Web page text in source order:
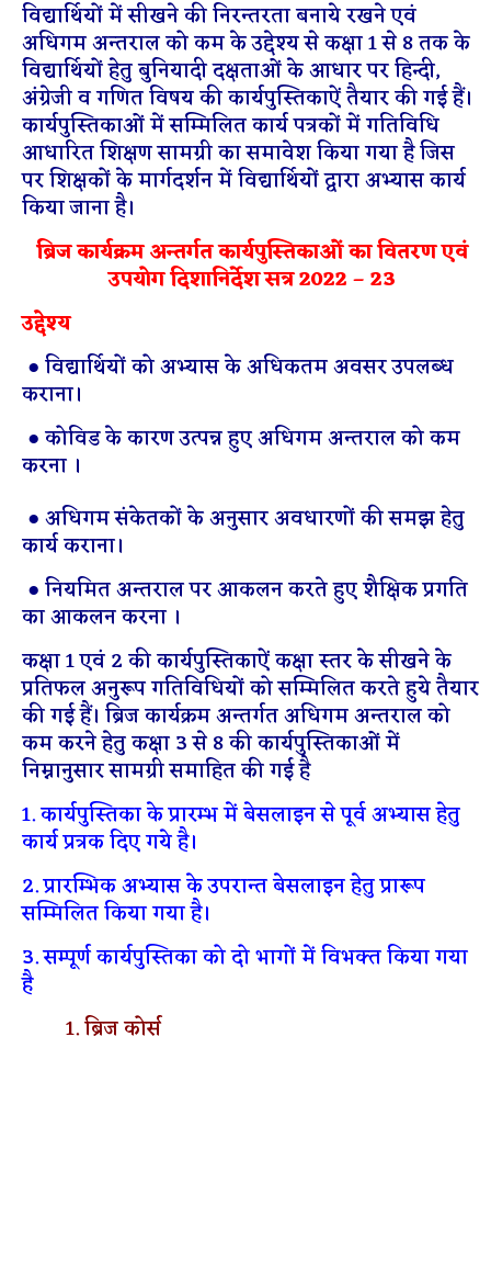
विद्यार्थियों में सीखने की निरन्तरता बनाये रखने एवं
अधिगम अन्तराल को कम के उद्देश्य से कक्षा 1 से 8 तक के
विद्यार्थियों हेतु बुनियादी दक्षताओं के आधार पर हिन्दी,
अंग्रेजी व गणित विषय की कार्यपुस्तिकाऐं तैयार की गई हैं।
कार्यपुस्तिकाओं में सम्मिलित कार्य पत्रकों में गतिविधि
आधारित शिक्षण सामग्री का समावेश किया गया है जिस
पर शिक्षकों के मार्गदर्शन में विद्यार्थियों द्वारा अभ्यास कार्य
किया जाना है।
ब्रिज कार्यक्रम अन्तर्गत कार्यपुस्तिकाओं का वितरण एवं
उपयोग दिशानिर्देश सत्र 2022 – 23
उद्देश्य
● विद्यार्थियों को अभ्यास के अधिकतम अवसर उपलब्ध
कराना।
● कोविड के कारण उत्पन्न हुए अधिगम अन्तराल को कम
करना ।
● अधिगम संकेतकों के अनुसार अवधारणों की समझ हेतु
कार्य कराना।
● नियमित अन्तराल पर आकलन करते हुए शैक्षिक प्रगति
का आकलन करना ।
कक्षा 1 एवं 2 की कार्यपुस्तिकाऐं कक्षा स्तर के सीखने के
प्रतिफल अनुरूप गतिविधियों को सम्मिलित करते हुये तैयार
की गई हैं। ब्रिज कार्यक्रम अन्तर्गत अधिगम अन्तराल को
कम करने हेतु कक्षा 3 से 8 की कार्यपुस्तिकाओं में
निम्नानुसार सामग्री समाहित की गई है
1. कार्यपुस्तिका के प्रारम्भ में बेसलाइन से पूर्व अभ्यास हेतु
कार्य प्रत्रक दिए गये है।
2. प्रारम्भिक अभ्यास के उपरान्त बेसलाइन हेतु प्रारूप
सम्मिलित किया गया है।
3. सम्पूर्ण कार्यपुस्तिका को दो भागों में विभक्त किया गया
है
1. ब्रिज कोर्स